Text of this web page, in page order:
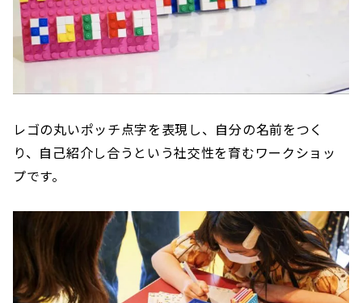
レゴの丸いポッチ点字を表現し、自分の名前をつく
り、自己紹介し合うという社交性を育むワークショッ
プです。